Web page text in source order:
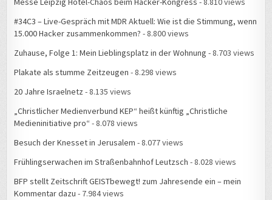
#34C3 – Live-Gespräch mit MDR Aktuell: Wie ist die Stimmung, wenn
15.000 Hacker zusammenkommen? - 8.800 views
Zuhause, Folge 1: Mein Lieblingsplatz in der Wohnung - 8.703 views
Plakate als stumme Zeitzeugen - 8.298 views
20 Jahre Israelnetz - 8.135 views
„Christlicher Medienverbund KEP“ heißt künftig „Christliche
Medieninitiative pro“ - 8.078 views
Besuch der Knesset in Jerusalem - 8.077 views
Frühlingserwachen im Straßenbahnhof Leutzsch - 8.028 views
BFP stellt Zeitschrift GEISTbewegt! zum Jahresende ein – mein
Kommentar dazu - 7.984 views